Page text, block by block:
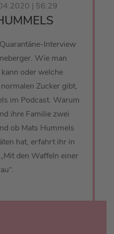
| 56:29
Interview
Wie man
oder welche
Zucker gibt,
im Podcast. Warum
ihre Familie zwei
ob Mats Hummels
hat, erfahrt ihr in
den Waffeln einer